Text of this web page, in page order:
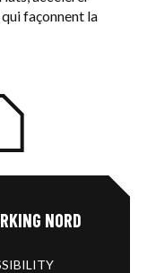
façonnent la
NORD